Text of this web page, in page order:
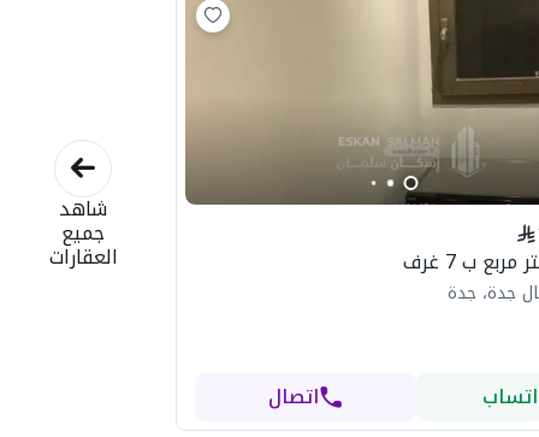
جدة، جدة
اتصال
شاهد
جميع
العقارات